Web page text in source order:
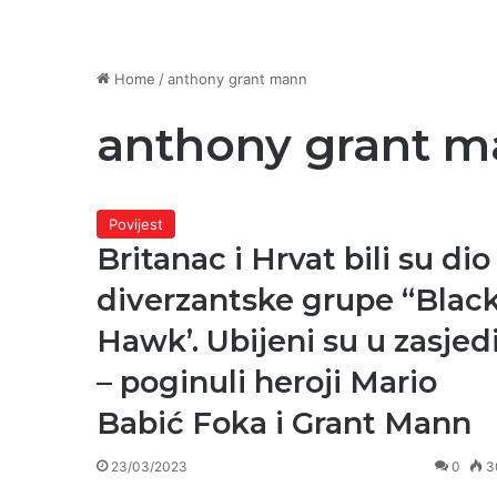
Home /anthony grant mann
anthony grant
Povijest
Britanac i Hrvat bili su dio
diverzantske grupe
Hawk’. Ubijeni su u zasjedi
– poginuli heroji Mario
Babić Foka i Grant Mann
23/03/2023 0